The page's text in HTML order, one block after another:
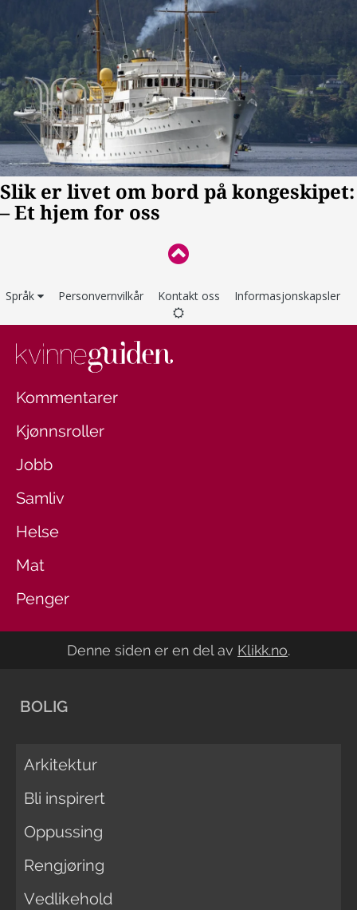
Språk Personvernvilkår Kontakt oss Informasjonskapsler
Kommentarer
Kjønnsroller
Jobb
Samliv
Helse
Mat
Penger
Denne siden er en del av Klikk.no.
BOLIG
Arkitektur
Bli inspirert
Oppussing
Rengjøring
Vedlikehold